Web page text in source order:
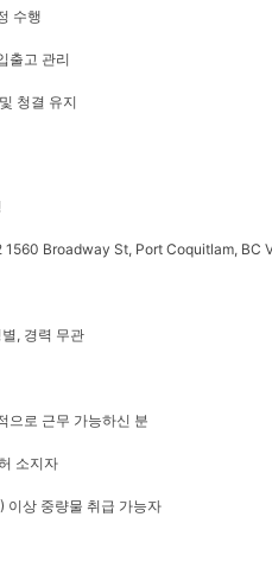
수행
출고 관리
청결 유지
1560 Broadway St, Port Coquitlam, BC
, 경력 무관
으로 근무 가능하신 분
소지자
이상 중량물 취급 가능자